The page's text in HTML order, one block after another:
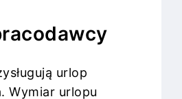
urlop
Wymiar urlopu